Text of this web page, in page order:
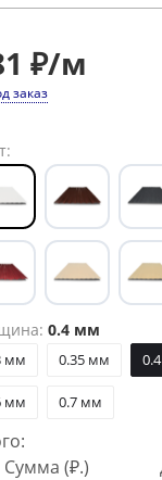
₽/м
заказ
0.4 мм
мм 0.35 мм
мм 0.7 мм
Сумма (₽.)